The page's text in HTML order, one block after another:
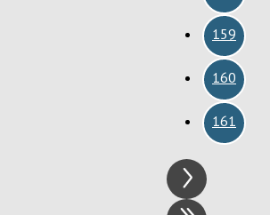
159
160
161